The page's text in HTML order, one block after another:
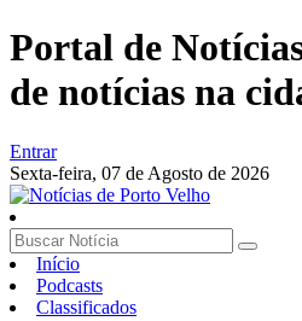
Portal de
de notícias na
Entrar
Sexta-feira, 07 de Agosto de 2026
Início
Podcasts
Classificados